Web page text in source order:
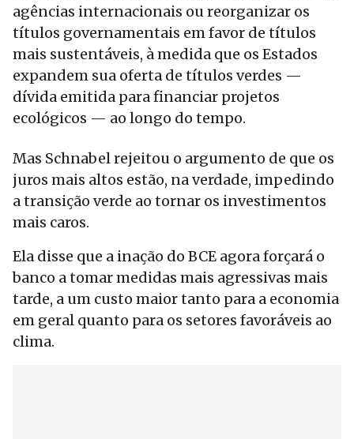
agências internacionais ou reorganizar os
títulos governamentais em favor de títulos
mais sustentáveis, à medida que os Estados
expandem sua oferta de títulos verdes —
dívida emitida para financiar projetos
ecológicos — ao longo do tempo.
Mas Schnabel rejeitou o argumento de que os
juros mais altos estão, na verdade, impedindo
a transição verde ao tornar os investimentos
mais caros.
Ela disse que a inação do BCE agora forçará o
banco a tomar medidas mais agressivas mais
tarde, a um custo maior tanto para a economia
em geral quanto para os setores favoráveis ao
clima.